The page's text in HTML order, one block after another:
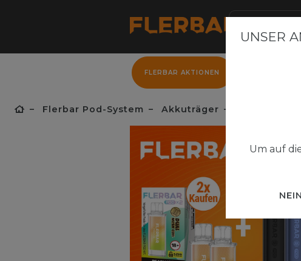
FLERBAR AKTIONEN
Flerbar Pod-System Akkuträger
UNSER
Um auf